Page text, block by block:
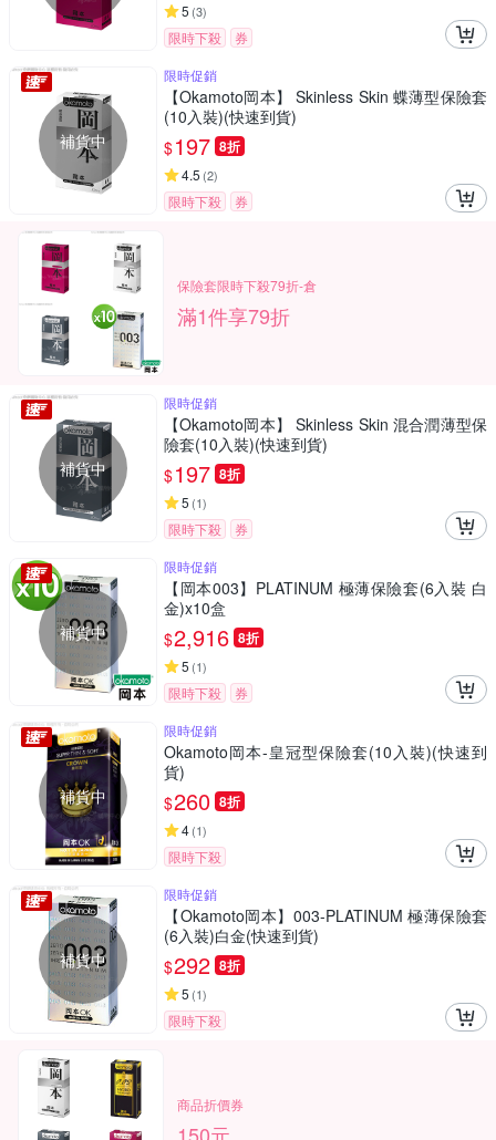
5 (3)
限時下殺 券
補貨中
限時促銷
【Okamoto岡本】 Skinless Skin 蝶薄型保險套
(10入裝)(快速到貨)
$197 8折
4.5 (2)
限時下殺 券
保險套限時下殺79折-倉
滿1件享79折
補貨中
限時促銷
【Okamoto岡本】 Skinless Skin 混合潤薄型保
險套(10入裝)(快速到貨)
$197 8折
5 (1)
限時下殺 券
補貨中
限時促銷
【岡本003】PLATINUM 極薄保險套(6入裝 白
金)x10盒
$2,916 8折
5 (1)
限時下殺 券
補貨中
限時促銷
Okamoto岡本-皇冠型保險套(10入裝)(快速到
貨)
$260 8折
4(1)
限時下殺
補貨中
限時促銷
【Okamoto岡本】003-PLATINUM 極薄保險套
(6入裝)白金(快速到貨)
$292 8折
5 (1)
限時下殺
商品折價券